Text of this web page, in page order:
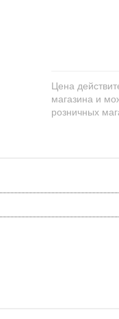
Цена
магазина и
розничных